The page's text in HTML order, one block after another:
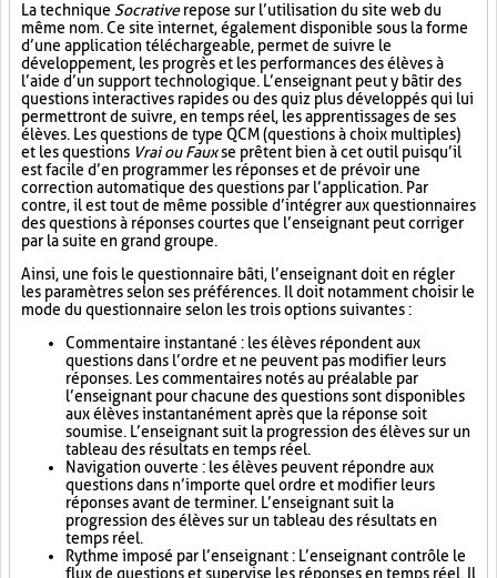
La technique Socrativerepose sur l’utilisation du site web du
même nom. Ce site internet, également disponible sous la forme
d’une application téléchargeable, permet de suivre le
développement, les progrès et les performances des élèves à
l’aide d’un support technologique. L’enseignant peut y bâtir des
questions interactives rapides ou des quiz plus développés qui lui
permettront de suivre, en temps réel, les apprentissages de ses
élèves. Les questions de type QCM (questions à choix multiples)
et les questions Vrai ou Fauxse prêtent bien à cet outil puisqu’il
est facile d’en programmer les réponses et de prévoir une
correction automatique des questions par l’application. Par
contre, il est tout de même possible d’intégrer aux questionnaires
des questions à réponses courtes que l’enseignant peut corriger
par la suite en grand groupe.
Ainsi, une fois le questionnaire bâti, l’enseignant doit en régler
les paramètres selon ses préférences. Il doit notamment choisir le
mode du questionnaire selon les trois options suivantes :
Commentaire instantané : les élèves répondent aux
questions dans l’ordre et ne peuvent pas modifier leurs
réponses. Les commentaires notés au préalable par
l’enseignant pour chacune des questions sont disponibles
aux élèves instantanément après que la réponse soit
soumise. L’enseignant suit la progression des élèves sur un
tableau des résultats en temps réel.
Navigation ouverte : les élèves peuvent répondre aux
questions dans n’importe quel ordre et modifier leurs
réponses avant de terminer. L’enseignant suit la
progression des élèves sur un tableau des résultats en
temps réel.
Rythme imposé par l’enseignant : L’enseignant contrôle le
flux de questions et supervise les réponses en temps réel. Il